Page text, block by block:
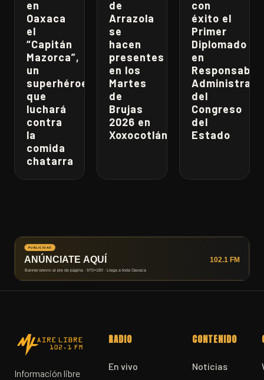
en
Oaxaca
el
“Capitán
Mazorca”,
un
superhéroe
que
luchará
contra
la
comida
chatarra
de
Arrazola
se
hacen
presentes
en los
Martes
de
Brujas
2026 en
Xoxocotlán
con
éxito el
Primer
Diplomado
en
del
Congreso
del
Estado
Información libre
RADIO
En vivo
CONTENIDO
Noticias